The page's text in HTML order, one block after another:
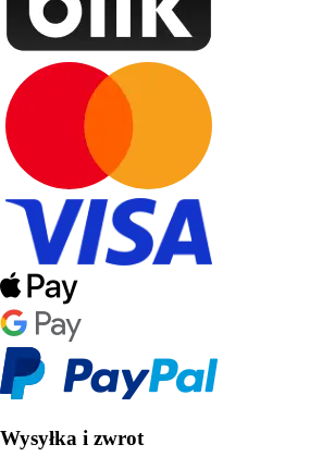
Wysyłka i zwrot